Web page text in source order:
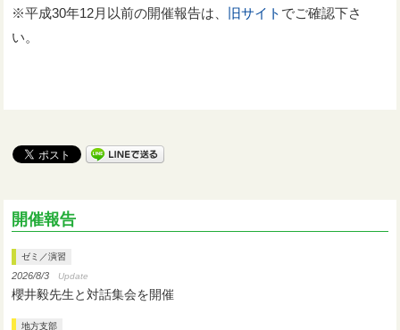
※平成30年12月以前の開催報告は、 旧サイト でご確認下さ
い。
開催報告
ゼミ／演習
2026/8/3 Update
櫻井毅先生と対話集会を開催
地方支部